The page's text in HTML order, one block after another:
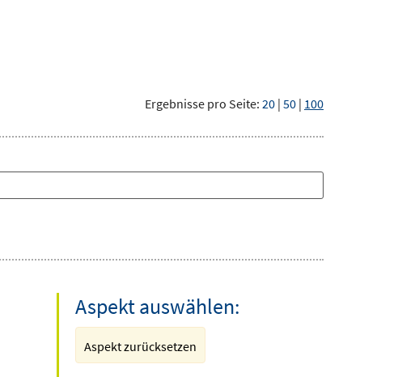
Ergebnisse pro Seite: 20 | 50 | 100
Aspekt auswählen:
Aspekt zurücksetzen